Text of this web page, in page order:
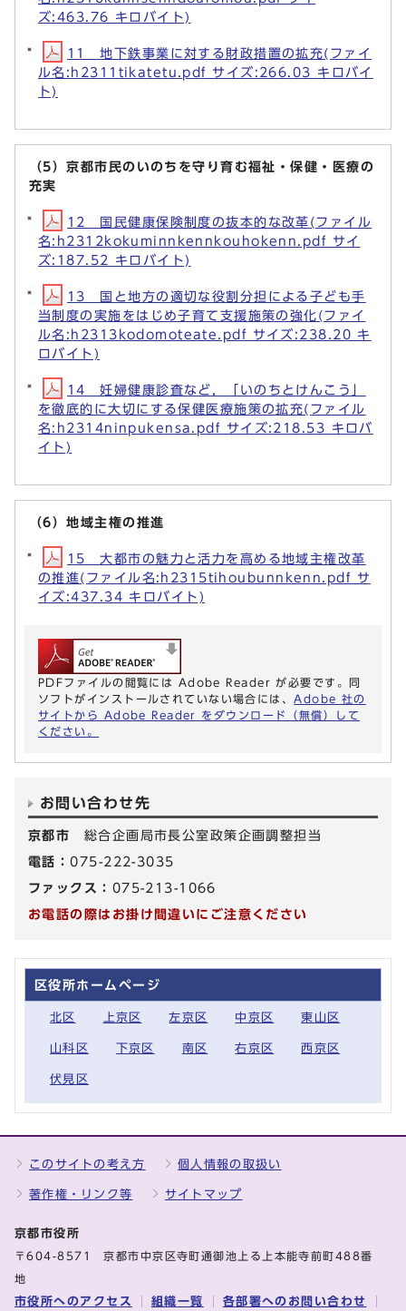
ズ:463.76 キロバイト)
11 地下鉄事業に対する財政措置の拡充(ファイ
ル名:h2311tikatetu.pdf サイズ:266.03 キロバイ
ト)
（5）京都市民のいのちを守り育む福祉・保健・医療の
充実
12 国民健康保険制度の抜本的な改革(ファイル
名:h2312kokuminnkennkouhokenn.pdf サイ
ズ:187.52 キロバイト)
13 国と地方の適切な役割分担による子ども手
当制度の実施をはじめ子育て支援施策の強化(ファイ
ル名:h2313kodomoteate.pdf サイズ:238.20 キ
ロバイト)
14 妊婦健康診査など，「いのちとけんこう」
を徹底的に大切にする保健医療施策の拡充(ファイル
名:h2314ninpukensa.pdf サイズ:218.53 キロバ
イト)
（6）地域主権の推進
15 大都市の魅力と活力を高める地域主権改革
の推進(ファイル名:h2315tihoubunnkenn.pdf サ
イズ:437.34 キロバイト)
PDFファイルの閲覧には Adobe Reader が必要です。同
ソフトがインストールされていない場合には、Adobe 社の
サイトから Adobe Reader をダウンロード（無償）して
ください。
お問い合わせ先
京都市 総合企画局市長公室政策企画調整担当
電話：075-222-3035
ファックス： 075-213-1066
お電話の際はお掛け間違いにご注意ください
区役所ホームページ
北区 上京区 左京区 中京区 東山区
山科区 下京区 南区 右京区 西京区
伏見区
このサイトの考え方 個人情報の取扱い
著作権・リンク等 サイトマップ
京都市役所
〒604-8571 京都市中京区寺町通御池上る上本能寺前町488番
地
市役所へのアクセス 組織一覧 各部署へのお問い合わせ